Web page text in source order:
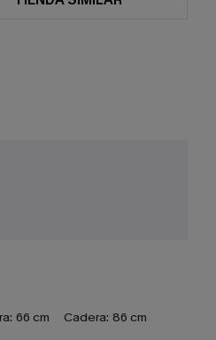
66 cm Cadera: 86 cm